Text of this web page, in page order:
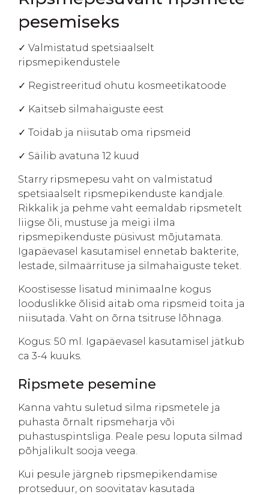
pesemiseks
✓ Valmistatud spetsiaalselt
ripsmepikendustele
✓ Registreeritud ohutu kosmeetikatoode
✓ Kaitseb silmahaiguste eest
✓ Toidab ja niisutab oma ripsmeid
✓ Säilib avatuna 12 kuud
Starry ripsmepesu vaht on valmistatud
spetsiaalselt ripsmepikenduste kandjale.
Rikkalik ja pehme vaht eemaldab ripsmetelt
liigse õli, mustuse ja meigi ilma
ripsmepikenduste püsivust mõjutamata.
Igapäevasel kasutamisel ennetab bakterite,
lestade, silmaärrituse ja silmahaiguste teket.
Koostisesse lisatud minimaalne kogus
looduslikke õlisid aitab oma ripsmeid toita ja
niisutada. Vaht on õrna tsitruse lõhnaga.
Kogus: 50 ml. Igapäevasel kasutamisel jätkub
ca 3-4 kuuks.
Ripsmete pesemine
Kanna vahtu suletud silma ripsmetele ja
puhasta õrnalt ripsmeharja või
puhastuspintsliga. Peale pesu loputa silmad
põhjalikult sooja veega.
Kui pesule järgneb ripsmepikendamise
protseduur, on soovitatav kasutada